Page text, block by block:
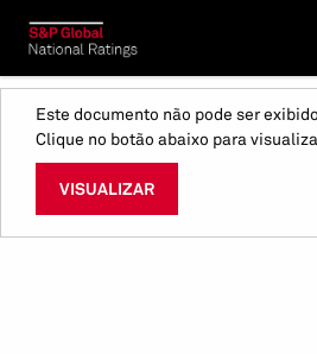
Este documento não pode ser
Clique no botão abaixo para
VISUALIZAR